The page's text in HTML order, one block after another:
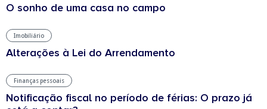
O sonho de uma casa no campo
Imobiliário
Alterações à Lei do Arrendamento
Finanças pessoais
Notificação fiscal no período de férias: O prazo já